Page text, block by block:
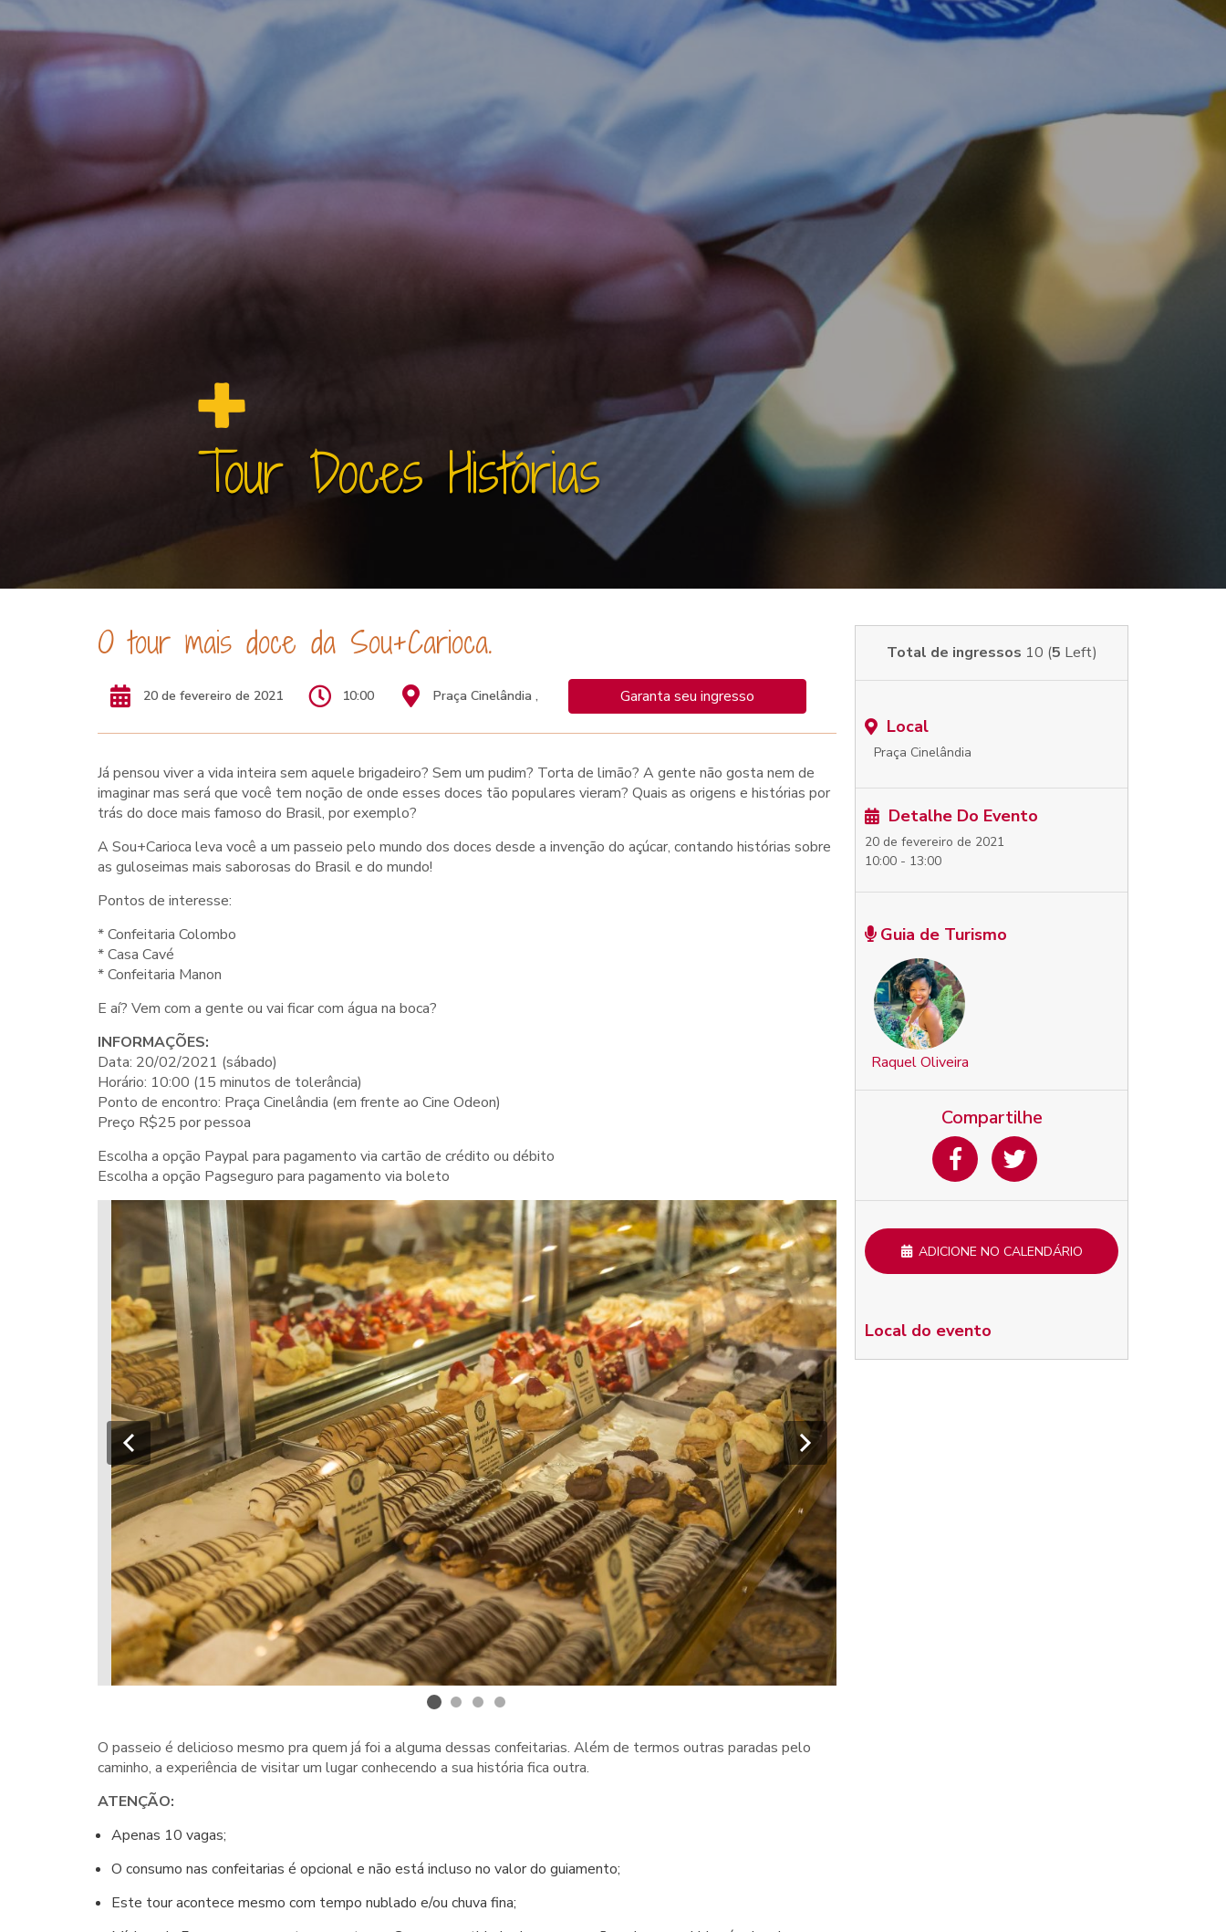
Tour Doces Histórias
O tour mais doce da Sou+Carioca.
20 de fevereiro de 2021 10:00 Praça Cinelândia , Garanta seu ingresso
Já pensou viver a vida inteira sem aquele brigadeiro? Sem um pudim? Torta de limão? A gente não gosta nem de
imaginar mas será que você tem noção de onde esses doces tão populares vieram? Quais as origens e histórias por
trás do doce mais famoso do Brasil, por exemplo?
A Sou+Carioca leva você a um passeio pelo mundo dos doces desde a invenção do açúcar, contando histórias sobre
as guloseimas mais saborosas do Brasil e do mundo!
Pontos de interesse:
* Confeitaria Colombo
* Casa Cavé
* Confeitaria Manon
E aí? Vem com a gente ou vai ficar com água na boca?
INFORMAÇÕES:
Data: 20/02/2021 (sábado)
Horário: 10:00 (15 minutos de tolerância)
Ponto de encontro: Praça Cinelândia (em frente ao Cine Odeon)
Preço R$25 por pessoa
Escolha a opção Paypal para pagamento via cartão de crédito ou débito
Escolha a opção Pagseguro para pagamento via boleto
O passeio é delicioso mesmo pra quem já foi a alguma dessas confeitarias. Além de termos outras paradas pelo
caminho, a experiência de visitar um lugar conhecendo a sua história fica outra.
ATENÇÃO:
Apenas 10 vagas;
O consumo nas confeitarias é opcional e não está incluso no valor do guiamento;
Este tour acontece mesmo com tempo nublado e/ou chuva fina;
Total de ingressos 10 (5 Left)
Local
Praça Cinelândia
Detalhe Do Evento
20 de fevereiro de 2021
10:00 - 13:00
Guia de Turismo
Raquel Oliveira
Compartilhe
ADICIONE NO CALENDÁRIO
Local do evento